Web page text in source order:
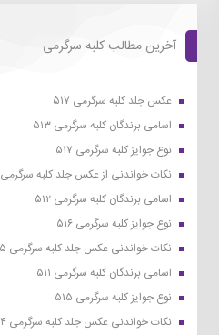
آخرین مطالب کلبه سرگرمی
عکس جلد کلبه سرگرمی ۵۱۷
اسامی برندگان کلبه سرگرمی ۵۱۳
نوع جوایز کلبه سرگرمی ۵۱۷
نکات خواندنی از عکس جلد کلبه سرگرمی ۵۱۶
اسامی برندگان کلبه سرگرمی ۵۱۲
نوع جوایز کلبه سرگرمی ۵۱۶
نکات خواندنی عکس جلد کلبه سرگرمی ۵۱۵
اسامی برندگان کلبه سرگرمی ۵۱۱
نوع جوایز کلبه سرگرمی ۵۱۵
نکات خواندنی عکس جلد کلبه سرگرمی ۵۱۴